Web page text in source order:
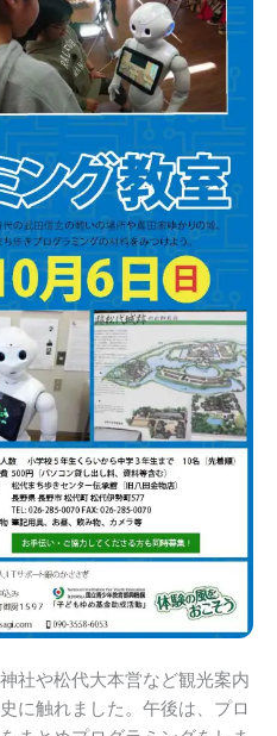
社や松代大本営など観光案内
に触れました。午後は、プロ